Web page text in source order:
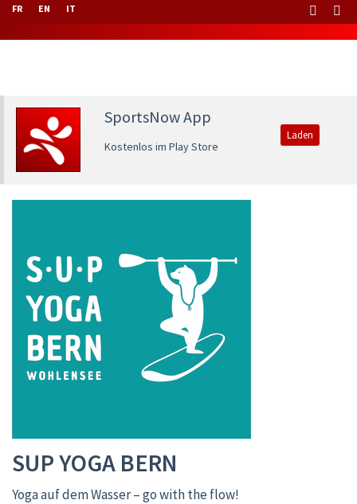
FR EN IT
SportsNow App
Kostenlos im Play Store
Laden
SUP YOGA BERN
Yoga auf dem Wasser – go with the flow!